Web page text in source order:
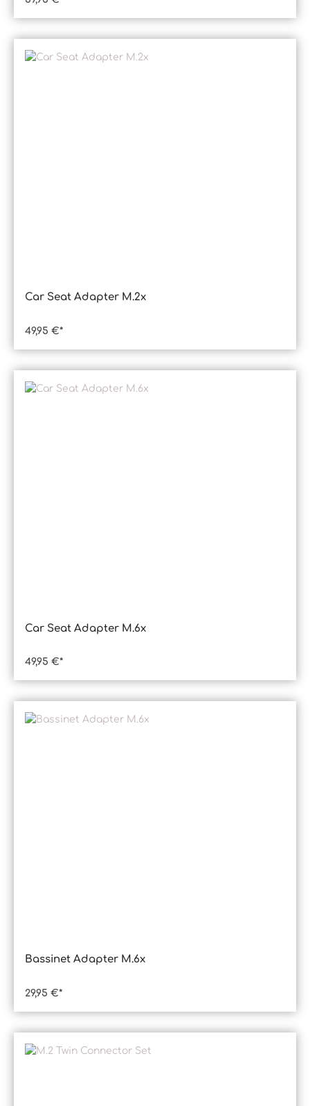
Car Seat Adapter M.2x
49,95 €*
Car Seat Adapter M.6x
49,95 €*
Bassinet Adapter M.6x
29,95 €*